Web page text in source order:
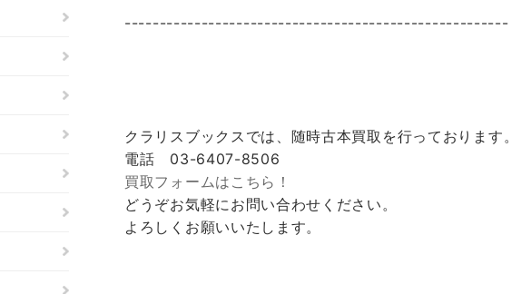
-------------------------------------------------------
クラリスブックスでは、随時古本買取を行っております。
電話 03-6407-8506
買取フォームはこちら！
どうぞお気軽にお問い合わせください。
よろしくお願いいたします。